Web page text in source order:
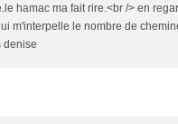
hamac ma fait rire.<br /> en
m'interpelle le nombre de
denise